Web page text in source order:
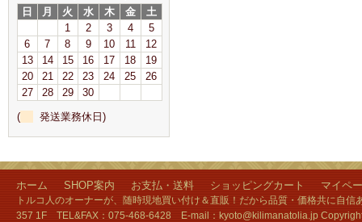
日
月 火 水 木 金
土
1
2 3 4
5
6
7 8 9 10 11
12
13
14 15 16 17 18
19
20
21 22 23 24 25
26
27
28 29
30
(
発送業務休日)
ホーム SHOP案内 お支払・送料 ショッピングカート マイペ
トルコ人のオーナーが、随時現地買い付け＆直販！だから品質・価格共に自
357 1F TEL&FAX：075-468-6428 E-mail：kyoto@kilimanatolia.jp